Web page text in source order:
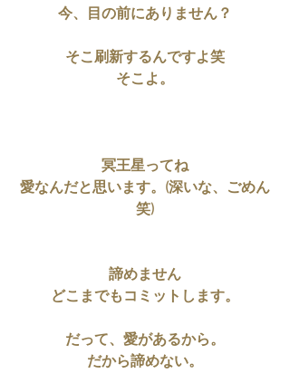
今、目の前にありません？
そこ刷新するんですよ笑
そこよ。
冥王星ってね
愛なんだと思います。(深いな、ごめん
笑)
諦めません
どこまでもコミットします。
だって、愛があるから。
だから諦めない。